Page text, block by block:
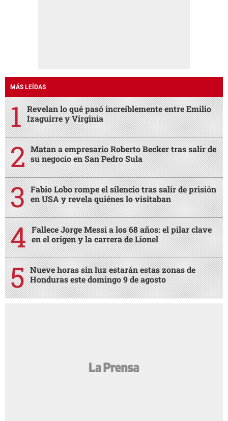
MÁS LEÍDAS
Revelan lo qué pasó increíblemente entre Emilio
Izaguirre y Virginia
Matan a empresario Roberto Becker tras salir de
su negocio en San Pedro Sula
Fabio Lobo rompe el silencio tras salir de prisión
en USA y revela quiénes lo visitaban
Fallece Jorge Messi a los 68 años: el pilar clave
en el origen y la carrera de Lionel
Nueve horas sin luz estarán estas zonas de
Honduras este domingo 9 de agosto